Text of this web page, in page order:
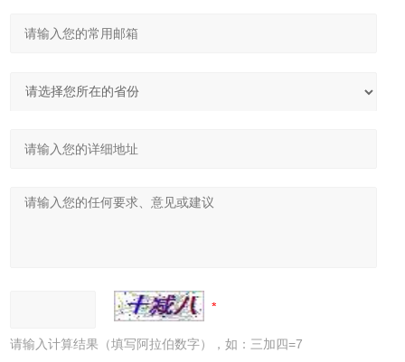
请输入计算结果（填写阿拉伯数字），如：三加四=7